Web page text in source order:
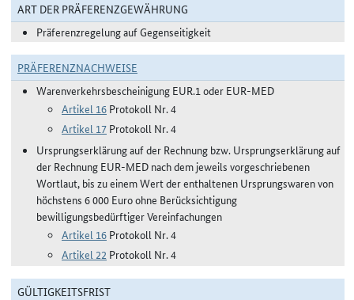
ART DER PRÄFERENZGEWÄHRUNG
Präferenzregelung auf Gegenseitigkeit
PRÄFERENZNACHWEISE
Warenverkehrsbescheinigung EUR.1 oder EUR-MED
Artikel 16 Protokoll Nr. 4
Artikel 17 Protokoll Nr. 4
Ursprungserklärung auf der Rechnung bzw. Ursprungserklärung auf
der Rechnung EUR-MED nach dem jeweils vorgeschriebenen
Wortlaut, bis zu einem Wert der enthaltenen Ursprungswaren von
höchstens 6 000 Euro ohne Berücksichtigung
bewilligungsbedürftiger Vereinfachungen
Artikel 16 Protokoll Nr. 4
Artikel 22 Protokoll Nr. 4
GÜLTIGKEITSFRIST